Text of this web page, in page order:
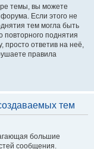
темы, вы можете
Если этого не
тем могла быть
повторного поднятия
ответив на неё,
правила
тем
большие
сообщения.